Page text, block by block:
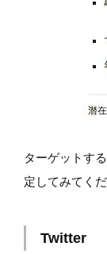
ターゲットす
定してみてくだ
Twitter